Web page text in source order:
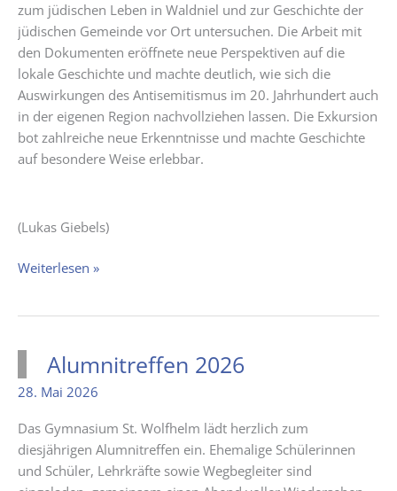
zum jüdischen Leben in Waldniel und zur Geschichte der
jüdischen Gemeinde vor Ort untersuchen. Die Arbeit mit
den Dokumenten eröffnete neue Perspektiven auf die
lokale Geschichte und machte deutlich, wie sich die
Auswirkungen des Antisemitismus im 20. Jahrhundert auch
in der eigenen Region nachvollziehen lassen. Die Exkursion
bot zahlreiche neue Erkenntnisse und machte Geschichte
auf besondere Weise erlebbar.
(Lukas Giebels)
Geschichte
–
im
Weiterlesen »
Alumnitreffen 2026
28. Mai 2026
Das Gymnasium St. Wolfhelm lädt herzlich zum
diesjährigen Alumnitreffen ein. Ehemalige Schülerinnen
und Schüler, Lehrkräfte sowie Wegbegleiter sind